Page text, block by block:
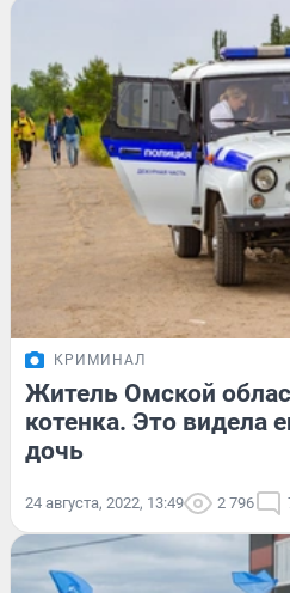
КРИМИНАЛ
Житель Омской
котенка. Это видела
дочь
24 августа, 2022, 13:49 2 796